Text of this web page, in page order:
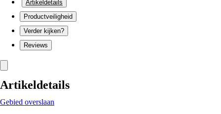
Artikeldetails
Productveiligheid
Verder kijken?
Reviews
Artikeldetails
Gebied overslaan